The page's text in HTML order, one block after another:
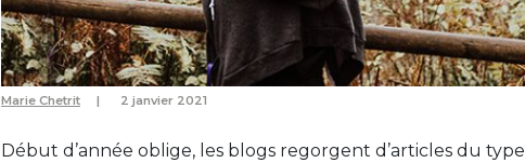
Marie Chetrit 2 janvier 2021
Début d’année oblige, les blogs regorgent d’articles du type